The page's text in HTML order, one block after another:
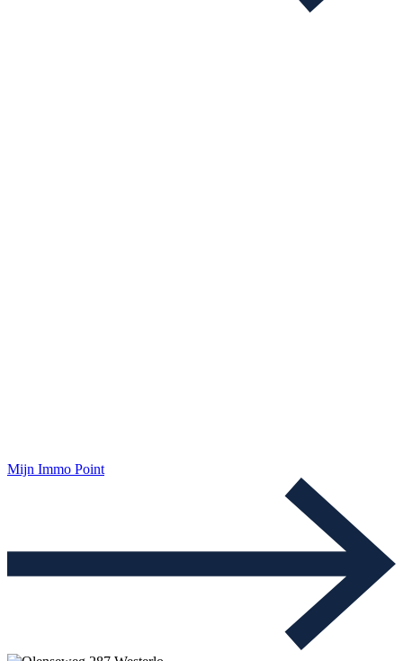
Mijn Immo Point